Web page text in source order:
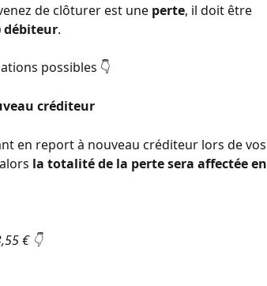
de clôturer est une perte, il doit être
débiteur.
possibles 👇
créditeur
en report à nouveau créditeur lors de vos
la totalité de la perte sera affectée en
€ 👇